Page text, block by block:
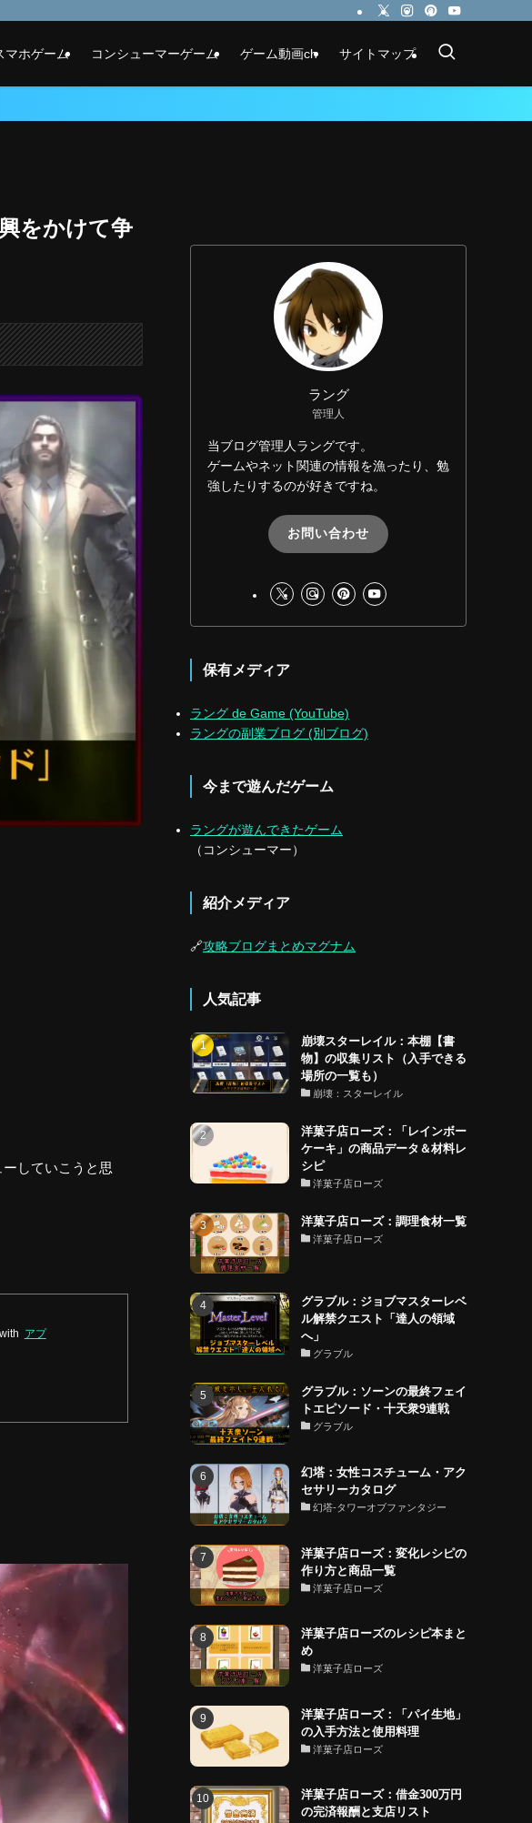
マホゲーム コンシューマーゲーム ゲーム動画ch サイトマップ
をかけて争
していこうと思
アプ
ラング
管理人
当ブログ管理人ラングです。
ゲームやネット関連の情報を漁ったり、勉
強したりするのが好きですね。
お問い合わせ
保有メディア
ラング de Game (YouTube)
ラングの副業ブログ (別ブログ)
今まで遊んだゲーム
ラングが遊んできたゲーム
（コンシューマー）
紹介メディア
🔗攻略ブログまとめマグナム
人気記事
崩壊スターレイル：本棚【書
物】の収集リスト（入手できる
場所の一覧も）
崩壊：スターレイル
洋菓子店ローズ：「レインボー
ケーキ」の商品データ＆材料レ
シピ
洋菓子店ローズ
洋菓子店ローズ：調理食材一覧
洋菓子店ローズ
グラブル：ジョブマスターレベ
ル解禁クエスト「達人の領域
へ」
グラブル
グラブル：ソーンの最終フェイ
トエピソード・十天衆9連戦
グラブル
幻塔：女性コスチューム・アク
セサリーカタログ
幻塔-タワーオブファンタジー
洋菓子店ローズ：変化レシピの
作り方と商品一覧
洋菓子店ローズ
洋菓子店ローズのレシピ本まと
め
洋菓子店ローズ
洋菓子店ローズ：「パイ生地」
の入手方法と使用料理
洋菓子店ローズ
洋菓子店ローズ：借金300万円
の完済報酬と支店リスト